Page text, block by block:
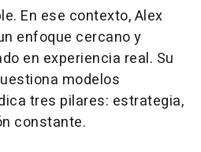
En ese contexto, Alex
enfoque cercano y
en experiencia real. Su
modelos
tres pilares: estrategia,
constante.